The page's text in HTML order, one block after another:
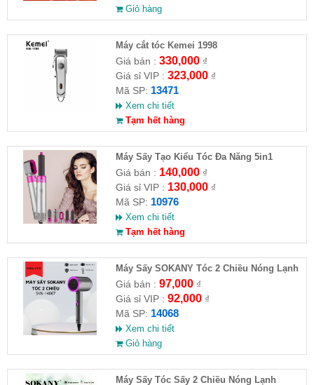
Giỏ hàng
Máy cắt tóc Kemei 1998
Giá bán : 330,000₫
Giá sỉ VIP : 323,000₫
Mã SP: 13471
Xem chi tiết
Tạm hết hàng
Máy Sấy Tạo Kiểu Tóc Đa Năng 5in1
Giá bán : 140,000₫
Giá sỉ VIP : 130,000₫
Mã SP: 10976
Xem chi tiết
Tạm hết hàng
Máy Sấy SOKANY Tóc 2 Chiều Nóng Lạnh
800W SKN-14068
Giá bán : 97,000₫
Giá sỉ VIP : 92,000₫
Mã SP: 14068
Xem chi tiết
Giỏ hàng
Máy Sấy Tóc Sấy 2 Chiều Nóng Lạnh